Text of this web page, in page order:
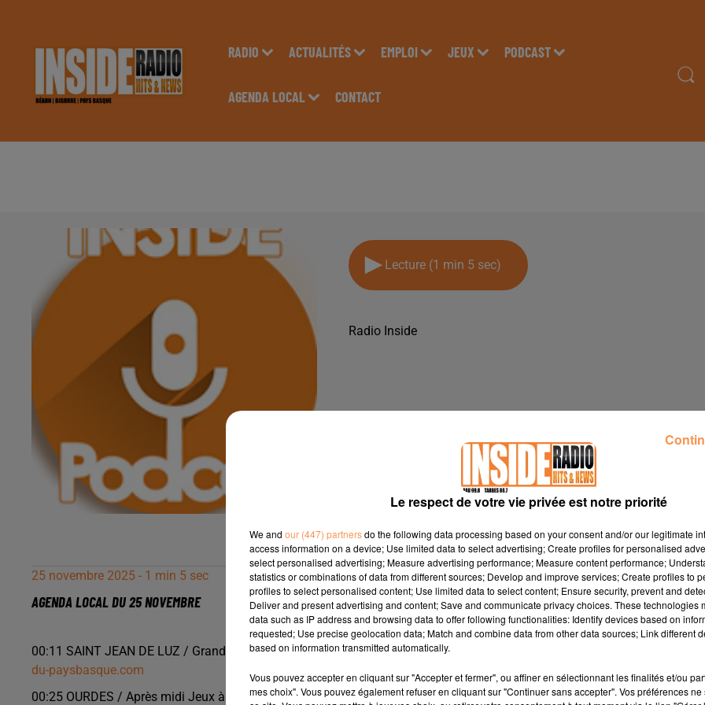
RADIO ACTUALITÉS EMPLOI JEUX PODCAST
AGENDA LOCAL CONTACT
Lecture (1 min 5 sec)
Radio Inside
25 novembre 2025 - 1 min 5 sec
AGENDA LOCAL DU 25 NOVEMBRE
00:11 SAINT JEAN DE LUZ / Grand loto dimache 30 novembre au Chapiteau du Saint Jean de Luz Olympique
du-paysbasque.com
00:25 OURDES / Après midi Jeux à la médiathèque samedi 29 novembre de 14h à 18hwww.lourdes.fr
Le respect de votre vie privée est notre priorité
We and our (447) partnersdo the following data processing based on your consent and/or our legitimate
access information on a device; Use limited data to select advertising; Create profiles for personalised
select personalised advertising; Measure advertising performance; Measure content performance;
statistics or combinations of data from different sources; Develop and improve services; Create profiles to
profiles to select personalised content; Use limited data to select content; Ensure security, prevent and
Deliver and present advertising and content; Save and communicate privacy choices. These technologies
data such as IP address and browsing data to offer following functionalities: Identify devices based on
requested; Use precise geolocation data; Match and combine data from other data sources; Link different
based on information transmitted automatically.
Vous pouvez accepter en cliquant sur "Accepter et fermer", ou affiner en sélectionnant les finalités et/ou
mes choix". Vous pouvez également refuser en cliquant sur "Continuer sans accepter". Vos préférences